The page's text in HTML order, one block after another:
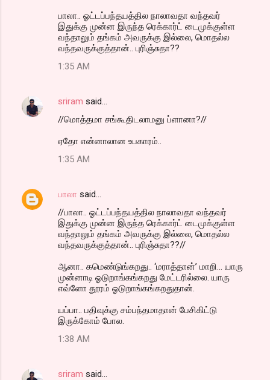
பாலா.. ஓட்டப்பந்தயத்தில நாலாவதா வந்தவர்
இதுக்கு முன்ன இருந்த ரெக்கார்ட் டைமுக்குள்ள
வந்தாலும் தங்கம் அவருக்கு இல்லை, மொதல்ல
வந்தவருக்குத்தான்.. புரிஞ்சுதா??
1:35 AM
sriram said…
//மொத்தமா சங்கூதிடலாமனு ப்ளானா?//
ஏதோ என்னாலான உபகாரம்..
1:35 AM
பாலா said…
//பாலா.. ஓட்டப்பந்தயத்தில நாலாவதா வந்தவர்
இதுக்கு முன்ன இருந்த ரெக்கார்ட் டைமுக்குள்ள
வந்தாலும் தங்கம் அவருக்கு இல்லை, மொதல்ல
வந்தவருக்குத்தான்.. புரிஞ்சுதா??//
ஆனா.. கமெண்டுங்கறது.. ‘மராத்தான்’ மாறி... யாரு
முன்னாடி ஓடுறாங்கங்கறது மேட்டரில்லை. யாரு
எவ்ளோ தூரம் ஓடுறாங்கங்கறதுதான்.
யப்பா.. பதிவுக்கு சம்பந்தமாதான் பேசிகிட்டு
இருக்கோம் போல.
1:38 AM
sriram said…